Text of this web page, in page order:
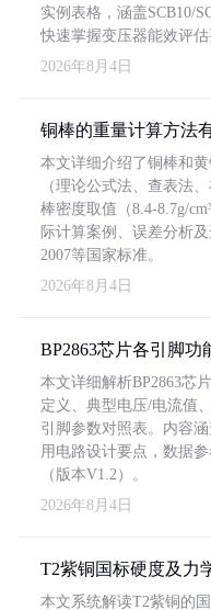
实例表格，涵盖SCB10/
快速掌握变压器能效评估
2026年8月4日
铜棒的重量计算方法
本文详细介绍了铜棒和
（理论公式法、查表法
棒密度取值（8.4-8.7g/
际计算案例、误差分析
2007等国家标准。
2026年8月4日
BP2863芯片各引脚功
本文详细解析BP2863芯
定义、典型电压/电流值
引脚参数对照表。内容
用电路设计要点，数据
（版本V1.2）。
2026年8月4日
T2紫铜国标硬度及力
本文系统解读T2紫铜的